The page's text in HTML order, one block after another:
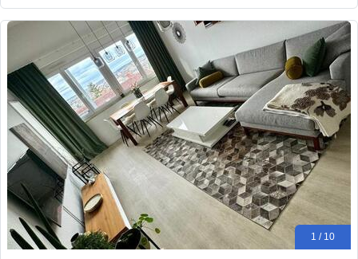
1 / 10